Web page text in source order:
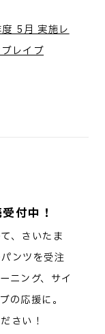
5月 実施レ
レイブ
付中！
、さいたま
ンツを受注
ニング、サイ
の応援に。
さい！